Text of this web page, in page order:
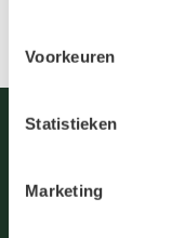
Clerk
Je kunt jouw
Voorkeuren
Statistieken
Marketing